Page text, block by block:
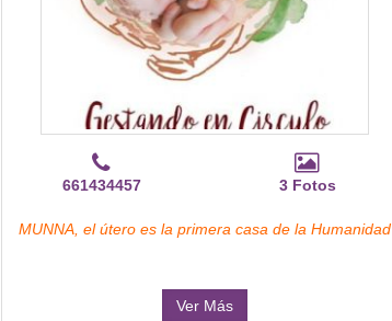
661434457 3 Fotos
MUNNA, el útero es la primera casa de la Humanidad​
Ver Más